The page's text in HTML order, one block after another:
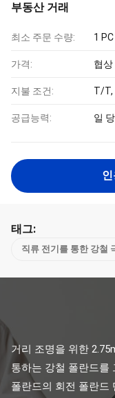
부동산 거래
최소 주문 수량: 1 PC
가격: 협상
지불 조건: T/T,
공급능력: 일
태그:
직류 전기를 통한 강철
거리 조명을 위한
통하는 강철 폴란드를
폴란드의 회전 폴란드